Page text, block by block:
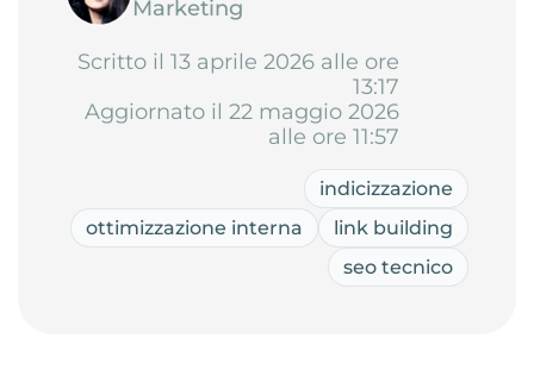
Marketing
Scritto il 13 aprile 2026 alle ore
13:17
Aggiornato il 22 maggio 2026
alle ore 11:57
indicizzazione
ottimizzazione interna
link building
seo tecnico